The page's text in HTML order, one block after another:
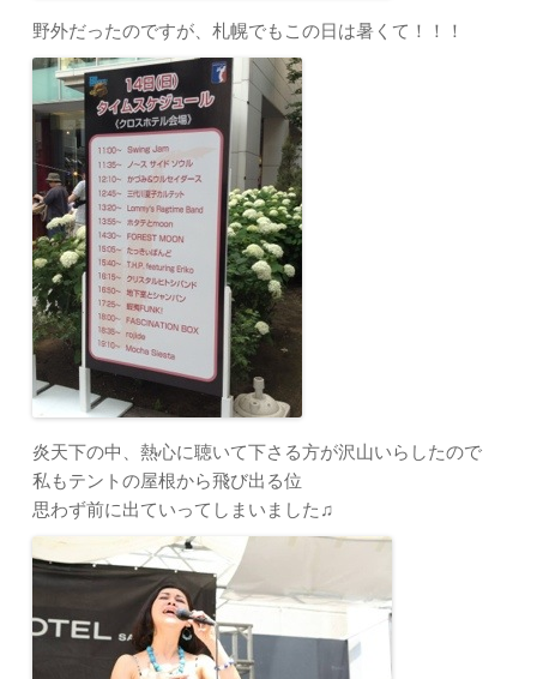
野外だったのですが、札幌でもこの日は暑くて！！！
炎天下の中、熱心に聴いて下さる方が沢山いらしたので
私もテントの屋根から飛び出る位
思わず前に出ていってしまいました♫